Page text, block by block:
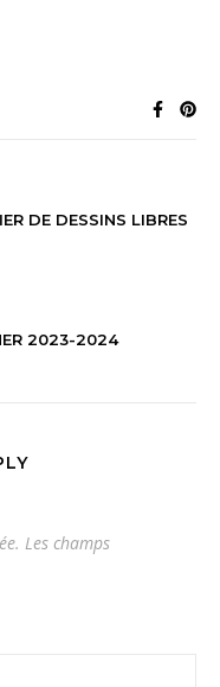
DE DESSINS LIBRES
2023-2024
Les champs